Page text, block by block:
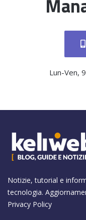
Lun-Ven,
Notizie, tutorial e
tecnologia.
Privacy Policy